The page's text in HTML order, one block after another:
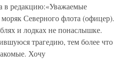
в редакцию:«Уважаемые
Северного флота (офицер).
и лодках не понаслышке.
трагедию, тем более что
Хочу